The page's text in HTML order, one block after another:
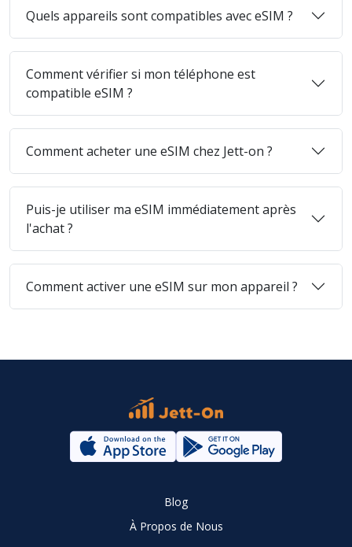
Quels appareils sont compatibles avec eSIM ?
Comment vérifier si mon téléphone est
compatible eSIM ?
Comment acheter une eSIM chez Jett-on ?
Puis-je utiliser ma eSIM immédiatement après
l'achat ?
Comment activer une eSIM sur mon appareil ?
Blog
À Propos de Nous